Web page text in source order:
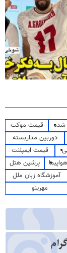
شده
قیمت موکت
دوربین مداربسته
قیمت ایمپلنت
پرشین هتل
آموزشگاه زبان ملل
مهرینو